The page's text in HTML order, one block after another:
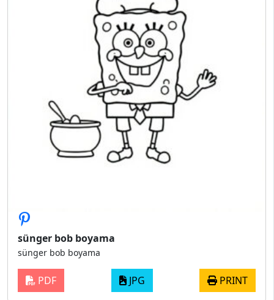
sünger bob boyama
sünger bob boyama
PDF JPG PRINT